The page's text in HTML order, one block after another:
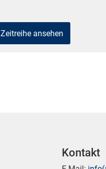
Zeitreihe ansehen
Kontakt